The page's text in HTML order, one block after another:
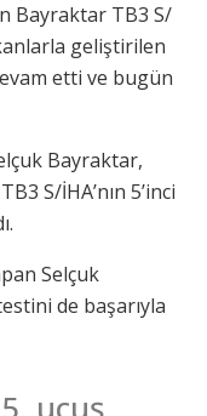
Bayraktar TB3 S/
geliştirilen
etti ve bugün
Bayraktar,
S/İHA’nın 5’inci
Selçuk
de başarıyla
uçuş